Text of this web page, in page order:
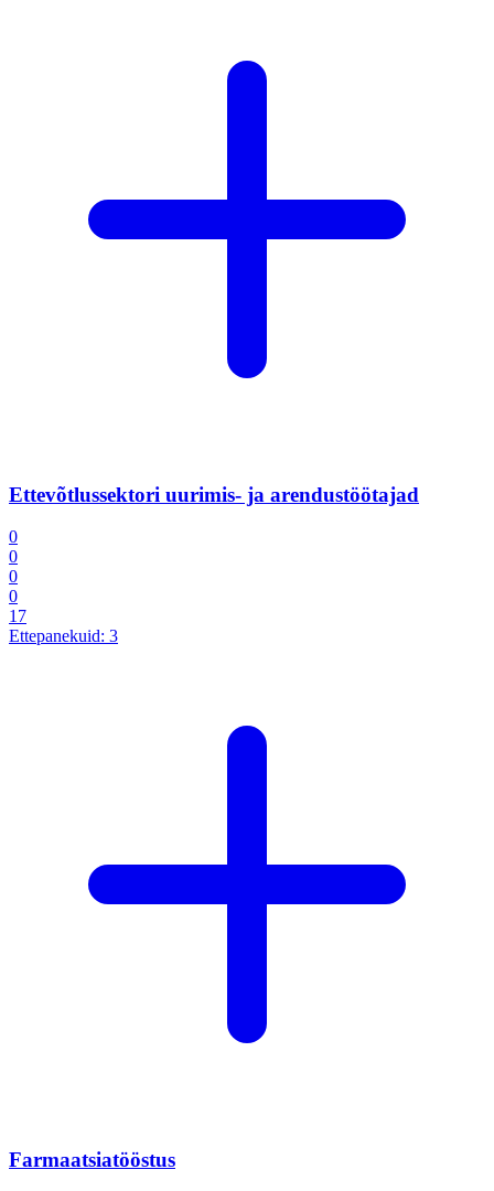
Ettevõtlussektori uurimis- ja arendustöötajad
0
0
0
0
17
Ettepanekuid: 3
Farmaatsiatööstus